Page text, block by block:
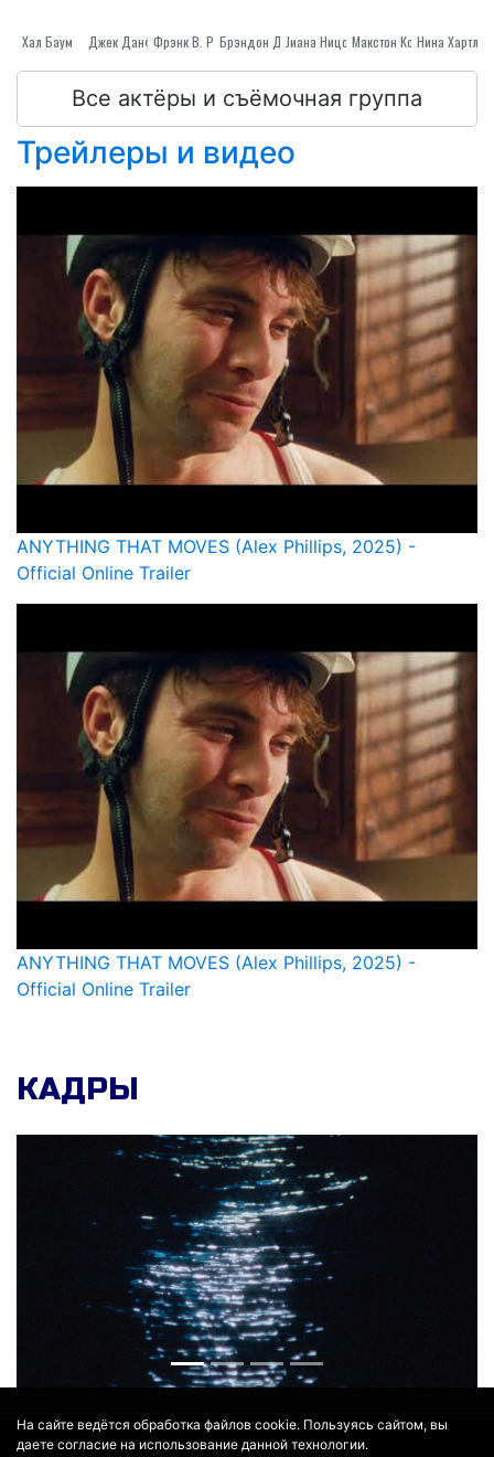
На сайте ведётся обработка файлов cookie. Пользуясь сайтом, вы
даете согласие на использование данной технологии.
Хал Баум Джек ДанфиФрэнк В. РоссБрэндон ДэйлиJиана НицолеМакстон КокНина Хартли
Все актёры и съёмочная группа
Трейлеры и видео
ANYTHING THAT MOVES (Alex Phillips, 2025) -
Official Online Trailer
ANYTHING THAT MOVES (Alex Phillips, 2025) -
Official Online Trailer
КАДРЫ